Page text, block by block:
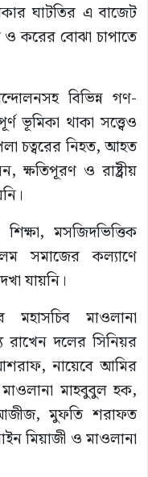
ঘাটতির এ বাজেট
করের বোঝা চাপাতে
বিভিন্ন গণ-
ভূমিকা থাকা সত্ত্বেও
চত্বরের নিহত, আহত
ক্ষতিপূরণ ও রাষ্ট্রীয়
মসজিদভিত্তিক
সমাজের কল্যাণে
যায়নি।
মাওলানা
রাখেন দলের সিনিয়র
নায়েবে আমির
মাহবুবুল হক,
মুফতি শরাফত
মিয়াজী ও মাওলানা